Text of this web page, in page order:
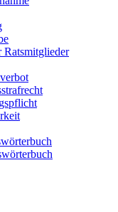
Ratsmitglieder